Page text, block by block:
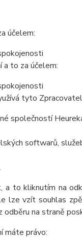
účelem:
a to za účelem:
tyto
společností
softwarů,
to kliknutím na
lze vzít souhlas
na straně
máte právo: